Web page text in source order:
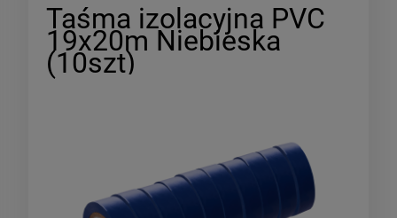
Taśma izolacyjna PVC
19x20m Niebieska
(10szt)